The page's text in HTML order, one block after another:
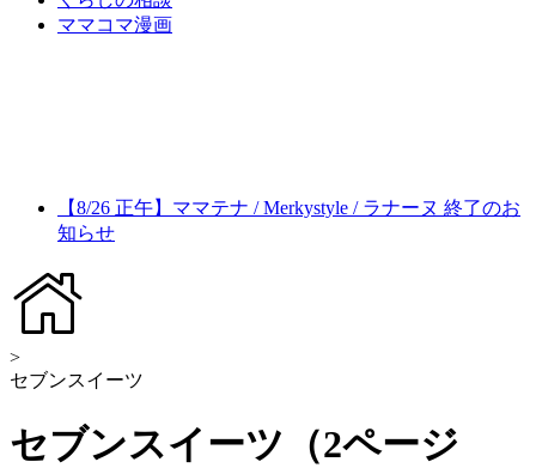
ママコマ漫画
【8/26 正午】ママテナ / Merkystyle / ラナーヌ 終了のお
知らせ
>
セブンスイーツ
セブンスイーツ（2ページ